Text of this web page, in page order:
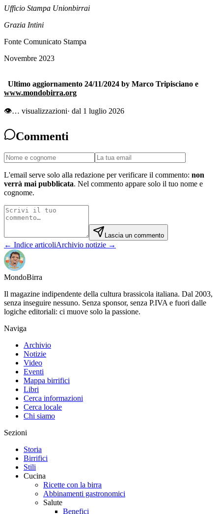
Ufficio Stampa Unionbirrai
Grazia Intini
Fonte Comunicato Stampa
Novembre 2023
Ultimo aggiornamento 24/11/2024 by Marco Tripisciano e
www.mondobirra.org
👁… visualizzazioni· dal 1 luglio 2026
Commenti
L'email serve solo alla redazione per verificare il commento: non
verrà mai pubblicata. Nel commento appare solo il tuo nome e
cognome.
Lascia un commento
← Indice articoliArchivio notizie →
MondoBirra
Il magazine indipendente della cultura brassicola italiana. Dal 2003,
senza inseguire nessuno. Senza sponsor, senza P.IVA e fuori dalle
logiche editoriali: ci muove solo la passione.
Naviga
Archivio
Notizie
Video
Eventi
Mappa birrifici
Libri
Cerca informazioni
Cerca locale
Chi siamo
Sezioni
Storia
Birrifici
Stili
Cucina
Ricette con la birra
Abbinamenti gastronomici
Salute
Benefici